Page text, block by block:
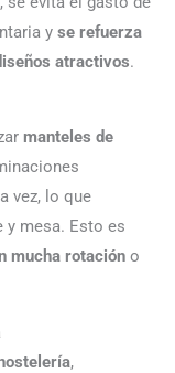
y se refuerza
atractivos.
manteles de
vez, lo que
y mesa. Esto es
mucha rotación o
,